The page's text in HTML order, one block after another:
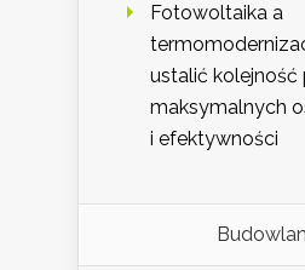
Fotowoltaika a
ustalić kolejność
maksymalnych
i efektywności